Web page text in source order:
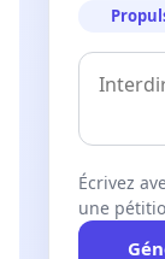
Écrivez
une